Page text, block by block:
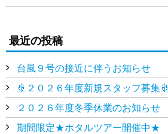
最近の投稿
台風９号の接近に伴うお知らせ
🚢２０２６年度新規スタッフ募集🚢
２０２６年度冬季休業のお知らせ
期間限定★ホタルツアー開催中★